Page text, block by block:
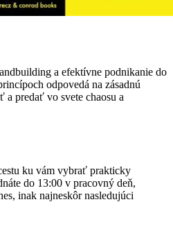
a efektívne podnikanie do
odpovedá na zásadnú
a predať vo svete chaosu a
ku vám vybrať prakticky
do 13:00 v pracovný deň,
inak najneskôr nasledujúci